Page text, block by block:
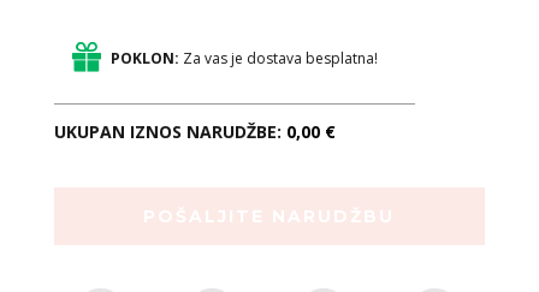
POKLON: Za vas je dostava besplatna!
UKUPAN IZNOS NARUDŽBE: 0,00 €